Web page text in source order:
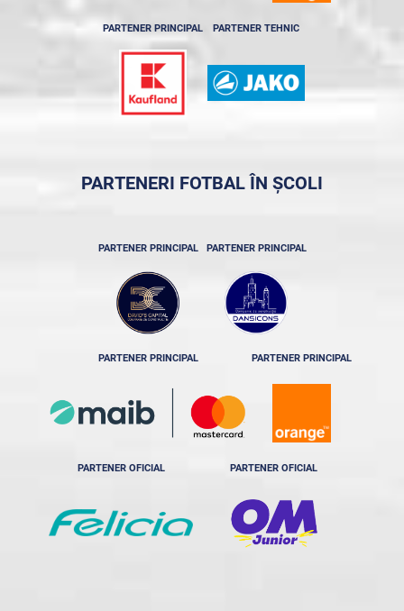
PARTENER PRINCIPAL PARTENER TEHNIC
PARTENERI FOTBAL ÎN ȘCOLI
PARTENER PRINCIPAL PARTENER PRINCIPAL
PARTENER PRINCIPAL PARTENER PRINCIPAL
PARTENER OFICIAL PARTENER OFICIAL